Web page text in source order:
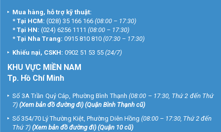
Mua hàng, hỗ trợ kỹ thuật:
* Tại HCM: (028) 35 166 166 (08:00 – 17:30)
* Tại HN: (024) 6256 1111 (08:00 – 17:30)
* Tại Nha Trang: 0915 810 810 (07:30 – 17:30)
Khiếu nại, CSKH: 0902 51 53 55 (24/7)
KHU VỰC MIỀN NAM
Tp. Hồ Chí Minh
Số 3A Trần Quý Cáp, Phường Bình Thạnh (08:00 – 17:30, Thứ 2 đến Thứ
7) (Xem bản đồ đường đi) (Quận Bình Thạnh cũ)
Số 354/70 Lý Thường Kiệt, Phường Diên Hồng (08:00 – 17:30, Thứ 2 đến
Thứ 7) (Xem bản đồ đường đi) (Quận 10 cũ)